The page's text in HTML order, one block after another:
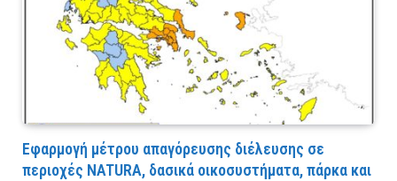
Εφαρμογή μέτρου απαγόρευσης διέλευσης σε
περιοχές NATURA, δασικά οικοσυστήματα, πάρκα και